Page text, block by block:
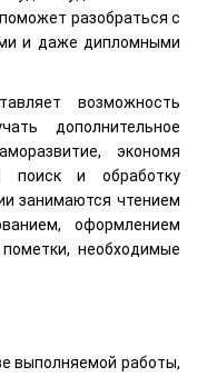
разобраться с
и даже дипломными
возможность
дополнительное
экономя
поиск и обработку
занимаются чтением
оформлением
необходимые
выполняемой работы,